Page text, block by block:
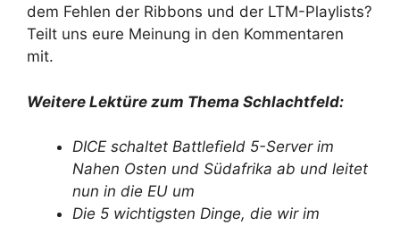
dem Fehlen der Ribbons und der LTM-Playlists?
Teilt uns eure Meinung in den Kommentaren
mit.
Weitere Lektüre zum Thema Schlachtfeld:
DICE schaltet Battlefield 5-Server im
Nahen Osten und Südafrika ab und leitet
nun in die EU um
Die 5 wichtigsten Dinge, die wir im